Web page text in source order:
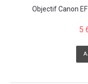
Objectif Canon
5